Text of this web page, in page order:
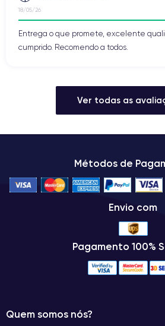
18/05/26
Entrega o que promete, excelente
cumprido. Recomendo a todos.
Ver todas as
Métodos de
Envio com
Pagamento 100%
Quem somos nós?